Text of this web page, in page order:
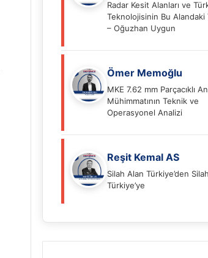
Radar Kesit Alanları ve
Teknolojisinin Bu Alandaki
– Oğuzhan Uygun
Ömer Memoğlu
MKE 7.62 mm Parçacıklı
Mühimmatının Teknik ve
Operasyonel Analizi
Reşit Kemal AS
Silah Alan Türkiye’den
Türkiye’ye